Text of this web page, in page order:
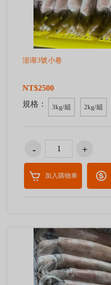
澎湖3號小卷
NT$2500
規格：
3kg/組 2kg/組
加入購物車